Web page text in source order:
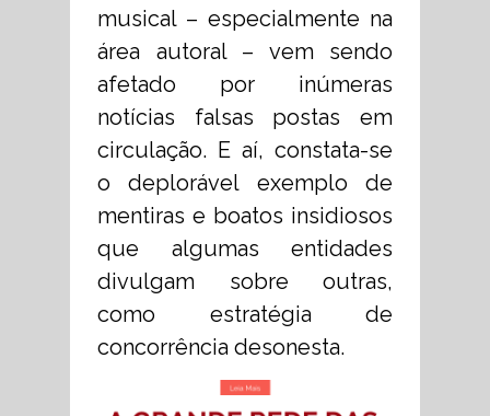
musical – especialmente na
área autoral – vem sendo
afetado por inúmeras
notícias falsas postas em
circulação. E aí, constata-se
o deplorável exemplo de
mentiras e boatos insidiosos
que algumas entidades
divulgam sobre outras,
como estratégia de
concorrência desonesta.